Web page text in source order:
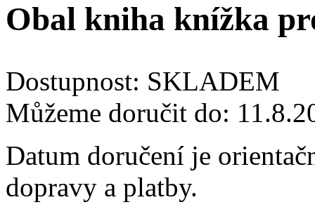
Obal kniha knížka
Dostupnost: SKLADEM
Můžeme doručit do:
Datum doručení je
dopravy a platby.